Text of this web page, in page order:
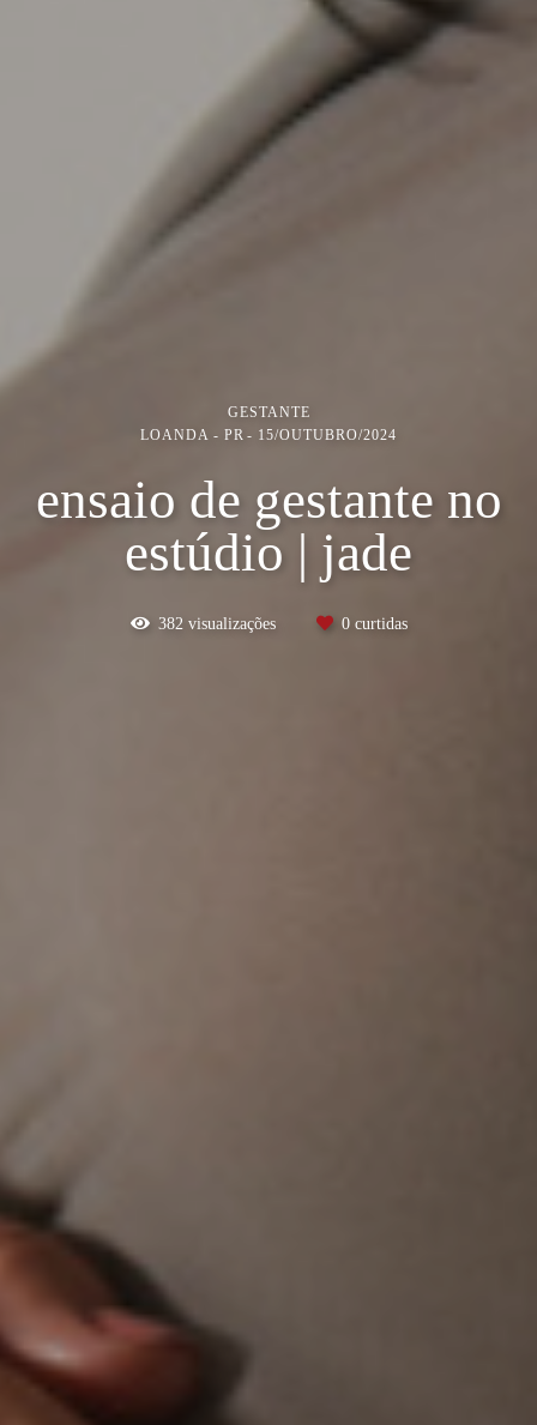
GESTANTE
LOANDA - PR
15/OUTUBRO/2024
ensaio de gestante no
estúdio | jade
382 visualizações 0curtidas